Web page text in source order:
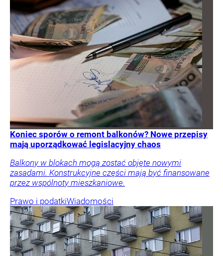
Koniec sporów o remont balkonów? Nowe przepisy
mają uporządkować legislacyjny chaos
Balkony w blokach mogą zostać objęte nowymi
zasadami. Konstrukcyjne części mają być finansowane
przez wspólnoty mieszkaniowe.
Prawo i podatkiWiadomości